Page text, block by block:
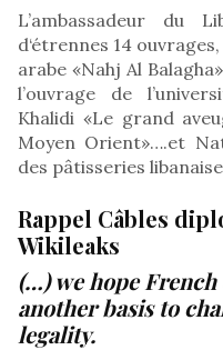
L’ambassadeur du
d‘étrennes 14
arabe «Nahj Al
l’ouvrage de
Khalidi «Le grand
Moyen Orient»….et
des pâtisseries
Rappel Câbles
Wikileaks
(…) we hope
another basis to
legality.